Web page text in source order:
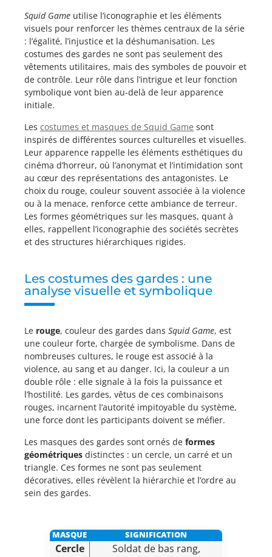
Squid Game utilise l’iconographie et les éléments
visuels pour renforcer les thèmes centraux de la série
: l’égalité, l’injustice et la déshumanisation. Les
costumes des gardes ne sont pas seulement des
vêtements utilitaires, mais des symboles de pouvoir et
de contrôle. Leur rôle dans l’intrigue et leur fonction
symbolique vont bien au-delà de leur apparence
initiale.
Les costumes et masques de Squid Game sont
inspirés de différentes sources culturelles et visuelles.
Leur apparence rappelle les éléments esthétiques du
cinéma d’horreur, où l’anonymat et l’intimidation sont
au cœur des représentations des antagonistes. Le
choix du rouge, couleur souvent associée à la violence
ou à la menace, renforce cette ambiance de terreur.
Les formes géométriques sur les masques, quant à
elles, rappellent l’iconographie des sociétés secrètes
et des structures hiérarchiques rigides.
Les costumes des gardes : une
analyse visuelle et symbolique
Le rouge, couleur des gardes dans Squid Game, est
une couleur forte, chargée de symbolisme. Dans de
nombreuses cultures, le rouge est associé à la
violence, au sang et au danger. Ici, la couleur a un
double rôle : elle signale à la fois la puissance et
l’hostilité. Les gardes, vêtus de ces combinaisons
rouges, incarnent l’autorité impitoyable du système,
une force dont les participants doivent se méfier.
Les masques des gardes sont ornés de formes
géométriques distinctes : un cercle, un carré et un
triangle. Ces formes ne sont pas seulement
décoratives, elles révèlent la hiérarchie et l’ordre au
sein des gardes.
MASQUE SIGNIFICATION
Cercle
Soldat de bas rang,